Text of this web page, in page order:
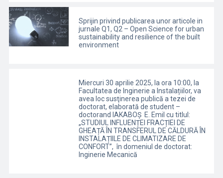
Sprijin privind publicarea unor articole in
jurnale Q1, Q2 – Open Science for urban
sustainability and resilience of the built
environment
Miercuri 30 aprilie 2025, la ora 10:00, la
Facultatea de Inginerie a Instalațiilor, va
avea loc susţinerea publică a tezei de
doctorat, elaborată de student –
doctorand IAKABOȘ E. Emil cu titlul:
„STUDIUL INFLUENȚEI FRACȚIEI DE
GHEAȚĂ ÎN TRANSFERUL DE CĂLDURĂ ÎN
INSTALAȚIILE DE CLIMATIZARE DE
CONFORT”, în domeniul de doctorat:
Inginerie Mecanică